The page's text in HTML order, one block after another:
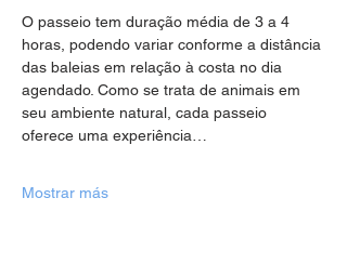
O passeio tem duração média de 3 a 4
horas, podendo variar conforme a distância
das baleias em relação à costa no dia
agendado. Como se trata de animais em
seu ambiente natural, cada passeio
oferece uma experiência…
Mostrar más